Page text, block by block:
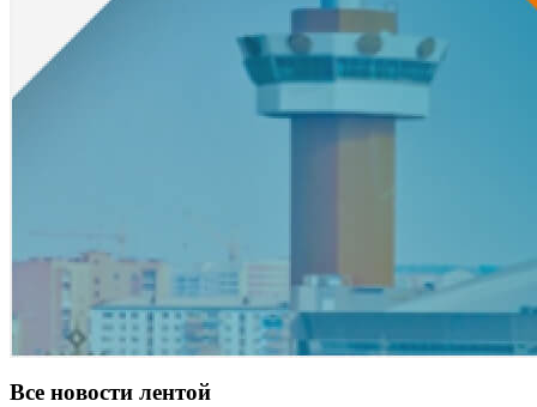
Все новости лентой